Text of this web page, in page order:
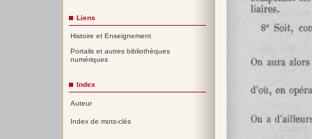
Liens
Histoire et Enseignement
Portails et autres bibliothèques
numériques
Index
Auteur
Index de mots-clés